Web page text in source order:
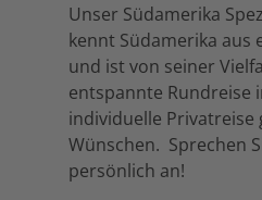
Unser Südamerika
kennt Südamerika aus
und ist von seiner
entspannte Rundreise
individuelle Privatreise
Wünschen. Sprechen
persönlich an!